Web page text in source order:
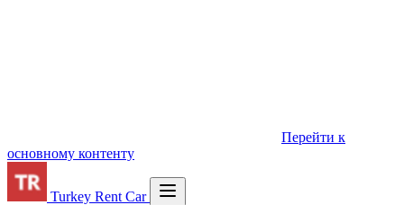
Перейти к
основному контенту
Turkey Rent Car